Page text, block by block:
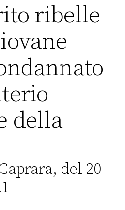
ribelle
della
del 20